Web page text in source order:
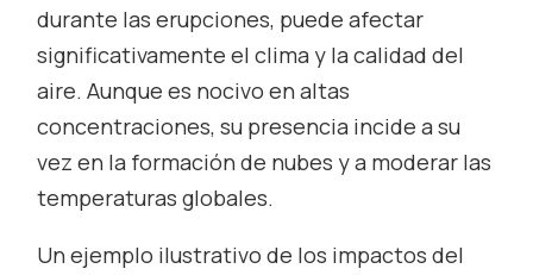
durante las erupciones, puede afectar
significativamente el clima y la calidad del
aire. Aunque es nocivo en altas
concentraciones, su presencia incide a su
vez en la formación de nubes y a moderar las
temperaturas globales.
Un ejemplo ilustrativo de los impactos del